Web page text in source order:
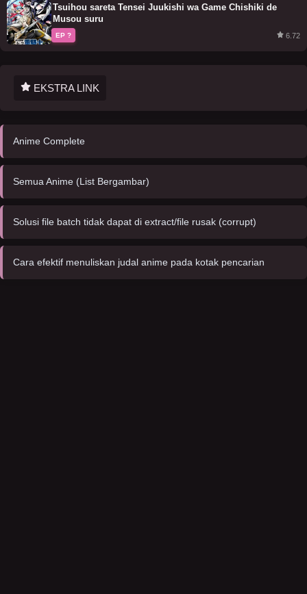
Tsuihou sareta Tensei Juukishi wa Game Chishiki de
Musou suru
EP ? 6.72
EKSTRA LINK
Anime Complete
Semua Anime (List Bergambar)
Solusi file batch tidak dapat di extract/file rusak (corrupt)
Cara efektif menuliskan judal anime pada kotak pencarian